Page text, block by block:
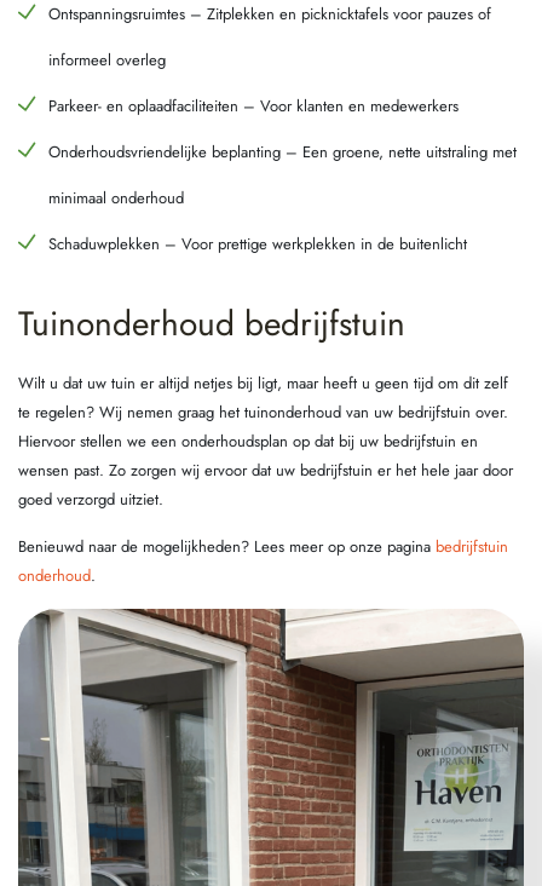
Ontspanningsruimtes – Zitplekken en picknicktafels voor pauzes of
informeel overleg
Parkeer- en oplaadfaciliteiten – Voor klanten en medewerkers
Onderhoudsvriendelijke beplanting – Een groene, nette uitstraling met
minimaal onderhoud
Schaduwplekken – Voor prettige werkplekken in de buitenlicht
Tuinonderhoud bedrijfstuin
Wilt u dat uw tuin er altijd netjes bij ligt, maar heeft u geen tijd om dit zelf
te regelen? Wij nemen graag het tuinonderhoud van uw bedrijfstuin over.
Hiervoor stellen we een onderhoudsplan op dat bij uw bedrijfstuin en
wensen past. Zo zorgen wij ervoor dat uw bedrijfstuin er het hele jaar door
goed verzorgd uitziet.
Benieuwd naar de mogelijkheden? Lees meer op onze pagina bedrijfstuin
onderhoud.